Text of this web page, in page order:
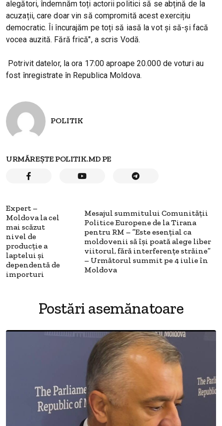
alegători, îndemnăm toți actorii politici să se abțină de la
acuzații, care doar vin să compromită acest exercițiu
democratic. Îi încurajăm pe toți să iasă la vot și să-și facă
vocea auzită. Fără frică", a scris Vodă.
Potrivit datelor, la ora 17:00 aproape 20.000 de voturi au
fost înregistrate în Republica Moldova.
POLITIK
URMĂREȘTE POLITIK.MD PE
Expert –
Moldova la cel
mai scăzut
nivel de
producție a
laptelui și
dependentă de
importuri
Mesajul summitului Comunității
Politice Europene de la Tirana
pentru RM – ”Este esențial ca
moldovenii să își poată alege liber
viitorul, fără interferențe străine”
– Următorul summit pe 4 iulie în
Moldova
Postări asemănatoare